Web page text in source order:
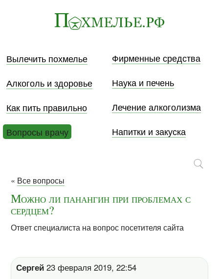
Вылечить похмелье
Фирменные средства
Алкоголь и здоровье
Наука и печень
Как пить правильно
Лечение алкоголизма
Вопросы врачу
Напитки и закуска
« Все вопросы
Можно ли панангин при проблемах с
сердцем?
Ответ специалиста на вопрос посетителя сайта
Сергей 23 февраля 2019, 22:54